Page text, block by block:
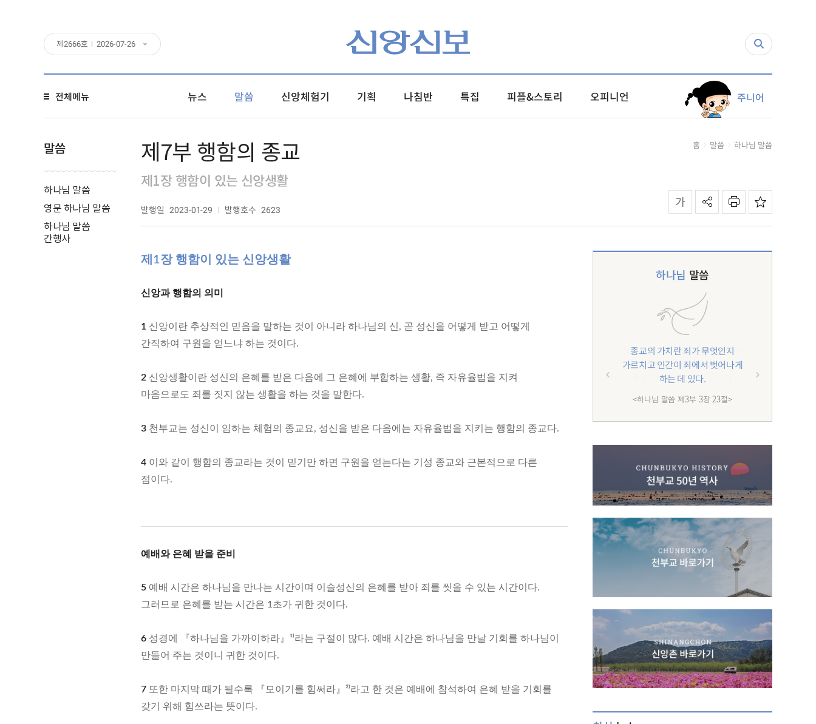
제 2666호 2026-07-26
전체메뉴 뉴스 말씀 신앙체험기 기획 나침반 특집 피플&스토리 오피니언 주니어
말씀
하나님 말씀
영문 하나님 말씀
하나님 말씀
간행사
제7부 행함의 종교
제1장 행함이 있는 신앙생활
발행일 2023-01-29 발행호수 2623
홈 말씀 하나님 말씀
제1장 행함이 있는 신앙생활
신앙과 행함의 의미
1 신앙이란 추상적인 믿음을 말하는 것이 아니라 하나님의 신, 곧 성신을 어떻게 받고 어떻게
간직하여 구원을 얻느냐 하는 것이다.
2 신앙생활이란 성신의 은혜를 받은 다음에 그 은혜에 부합하는 생활, 즉 자유율법을 지켜
마음으로도 죄를 짓지 않는 생활을 하는 것을 말한다.
3 천부교는 성신이 임하는 체험의 종교요, 성신을 받은 다음에는 자유율법을 지키는 행함의 종교다.
4 이와 같이 행함의 종교라는 것이 믿기만 하면 구원을 얻는다는 기성 종교와 근본적으로 다른
점이다.
예배와 은혜 받을 준비
5 예배 시간은 하나님을 만나는 시간이며 이슬성신의 은혜를 받아 죄를 씻을 수 있는 시간이다.
그러므로 은혜를 받는 시간은 1초가 귀한 것이다.
6 성경에 『하나님을 가까이하라』¹⁾라는 구절이 많다. 예배 시간은 하나님을 만날 기회를 하나님이
만들어 주는 것이니 귀한 것이다.
7 또한 마지막 때가 될수록 『모이기를 힘써라』²⁾라고 한 것은 예배에 참석하여 은혜 받을 기회를
갖기 위해 힘쓰라는 뜻이다.
하나님 말씀
종교의 가치란 죄가 무엇인지
가르치고 인간이 죄에서 벗어나게
하는 데 있다.
<하나님 말씀 제3부 3장 23절>